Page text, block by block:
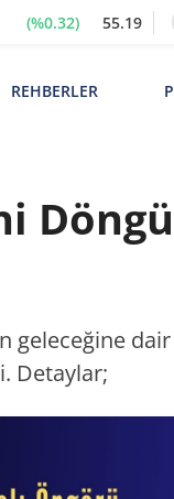
(%0.32) 55.19
REHBERLER
geleceğine
Detaylar;